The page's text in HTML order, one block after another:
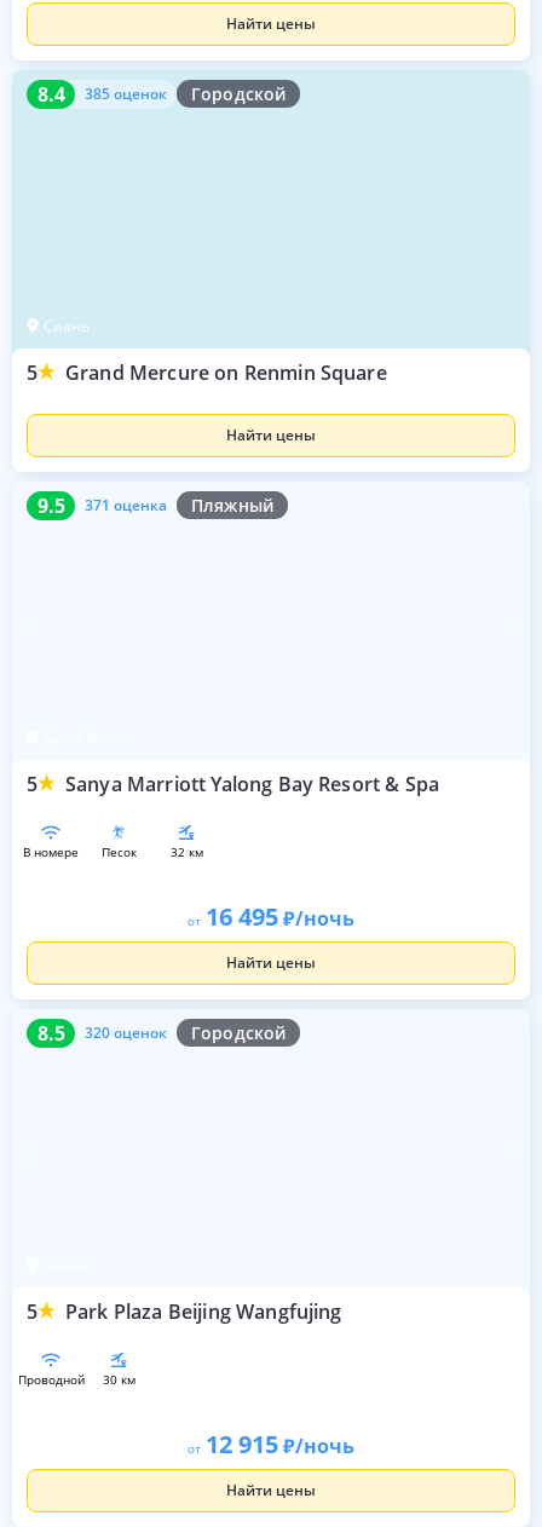
Найти цены
8.4 385 оценок Городской
Сиань
5 Grand Mercure on Renmin Square
8.4 385 оценок
Найти цены
9.5 371 оценка Пляжный
5 Sanya Marriott Yalong Bay Resort & Spa
9.5 371 оценка
в номере песок 32 км
от 16 495 /ночь
Найти цены
8.5 320 оценок Городской
5 Park Plaza Beijing Wangfujing
8.5 320 оценок
проводной 30 км
от 12 915 /ночь
Найти цены